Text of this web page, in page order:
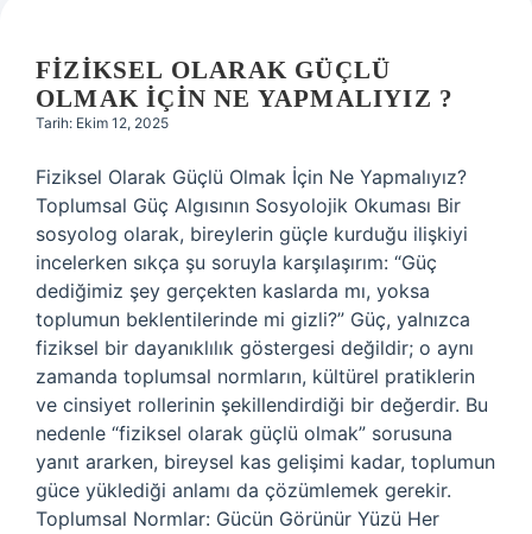
FIZIKSEL OLARAK GÜÇLÜ
OLMAK IÇIN NE YAPMALIYIZ ?
Tarih: Ekim 12, 2025
Fiziksel Olarak Güçlü Olmak İçin Ne Yapmalıyız?
Toplumsal Güç Algısının Sosyolojik Okuması Bir
sosyolog olarak, bireylerin güçle kurduğu ilişkiyi
incelerken sıkça şu soruyla karşılaşırım: “Güç
dediğimiz şey gerçekten kaslarda mı, yoksa
toplumun beklentilerinde mi gizli?” Güç, yalnızca
fiziksel bir dayanıklılık göstergesi değildir; o aynı
zamanda toplumsal normların, kültürel pratiklerin
ve cinsiyet rollerinin şekillendirdiği bir değerdir. Bu
nedenle “fiziksel olarak güçlü olmak” sorusuna
yanıt ararken, bireysel kas gelişimi kadar, toplumun
güce yüklediği anlamı da çözümlemek gerekir.
Toplumsal Normlar: Gücün Görünür Yüzü Her